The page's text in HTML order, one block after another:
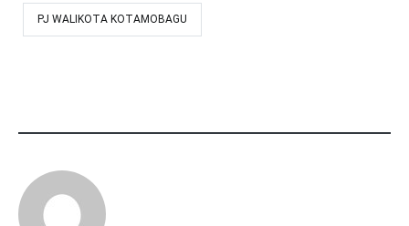
PJ WALIKOTA KOTAMOBAGU